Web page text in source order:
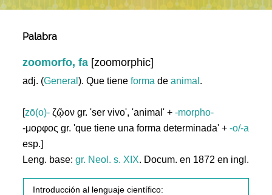
Palabra
zoomorfo, fa [zoomorphic]
adj. (General). Que tieneforma deanimal .
[zō(o)- ζῷον gr. 'ser vivo', 'animal' +-morpho-
-μορφος gr. 'que tiene una forma determinada' +-o/-a
esp.]
Leng. base:gr. Neol. s. XIX. Docum. en 1872 en ingl.
Introducción al lenguaje científico: